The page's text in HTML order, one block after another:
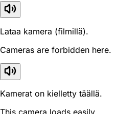
Lataa kamera (filmillä).
Cameras are forbidden here.
Kamerat on kielletty täällä.